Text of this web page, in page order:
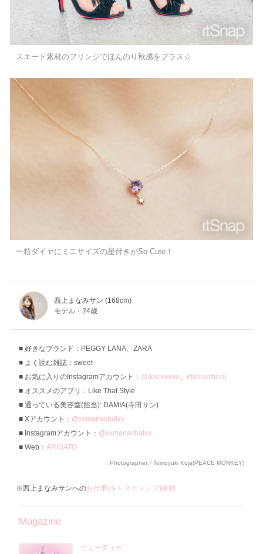
スエード素材のフリンジでほんのり秋感をプラス☆
一粒ダイヤにミニサイズの星付きがSo Cute！
西上まなみサン (168cm)
モデル・24歳
好きなブランド：PEGGY LANA、ZARA
よく読む雑誌：sweet
お気に入りのInstagramアカウント： @ikkoxxxoo、 @rolaofficial
オススメのアプリ：Like That Style
通っている美容室(担当): DAMIA(寺田サン)
Xアカウント： @xxmanachalxx
Instagramアカウント： @xxmanachalxx
Web： ARIGATO
Photographer／Tomoyuki Koja(PEACE MONKEY)
※西上まなみサンへのお仕事(キャスティング)依頼
Magazine
ビューティー